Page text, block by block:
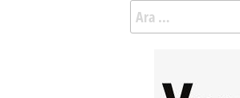
Arama: